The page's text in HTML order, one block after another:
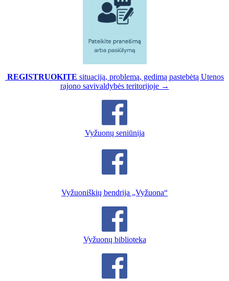
REGISTRUOKITE situaciją, problemą, gedimą pastebėtą Utenos
rajono savivaldybės teritorijoje →
Vyžuonų seniūnija
Vyžuoniškių bendrija „Vyžuona“
Vyžuonų biblioteka